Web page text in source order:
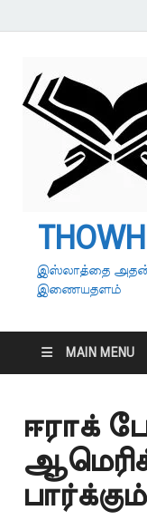
இஸ்லாத்தை அதன்
இணையதளம்
MAIN MENU
ஈராக்